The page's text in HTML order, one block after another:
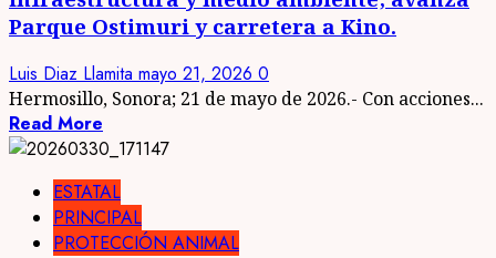
Parque Ostimuri y carretera a Kino.
Luis Diaz Llamita mayo 21, 2026 0
Hermosillo, Sonora; 21 de mayo de 2026.- Con acciones...
Read More
ESTATAL
PRINCIPAL
PROTECCIÓN ANIMAL